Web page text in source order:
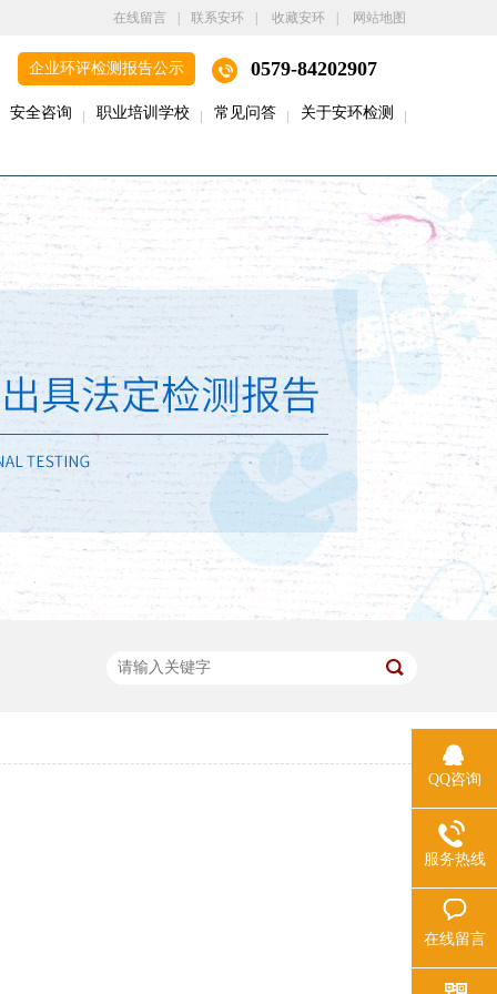
在线留言 联系安环 收藏安环 网站地图
企业环评检测报告公示 0579-84202907
安全咨询 职业培训学校 常见问答 关于安环检测
QQ咨询
服务热线
在线留言